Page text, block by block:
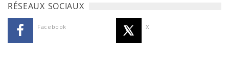
RÉSEAUX SOCIAUX
Facebook X